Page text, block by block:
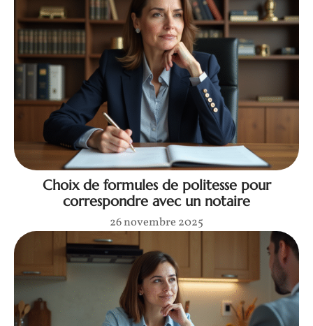
Choix de formules de politesse pour
correspondre avec un notaire
26 novembre 2025